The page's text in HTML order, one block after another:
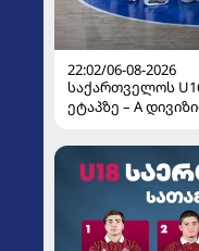
22:02/06-08-2026
საქართველოს
ეტაპზე – A